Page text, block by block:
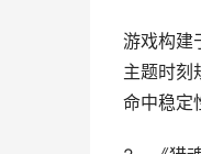
游戏构建
主题时刻
命中稳定